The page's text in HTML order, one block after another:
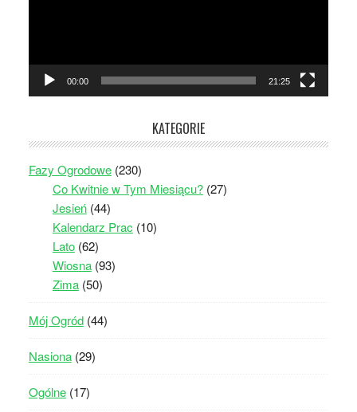
00:00 21:25
KATEGORIE
Fazy Ogrodowe(230)
Co Kwitnie w Tym Miesiącu?(27)
Jesień(44)
Kalendarz Prac (10)
Lato(62)
Wiosna(93)
Zima(50)
Mój Ogród(44)
Nasiona(29)
Ogólne(17)